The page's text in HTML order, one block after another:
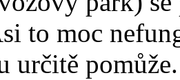
to moc
určitě